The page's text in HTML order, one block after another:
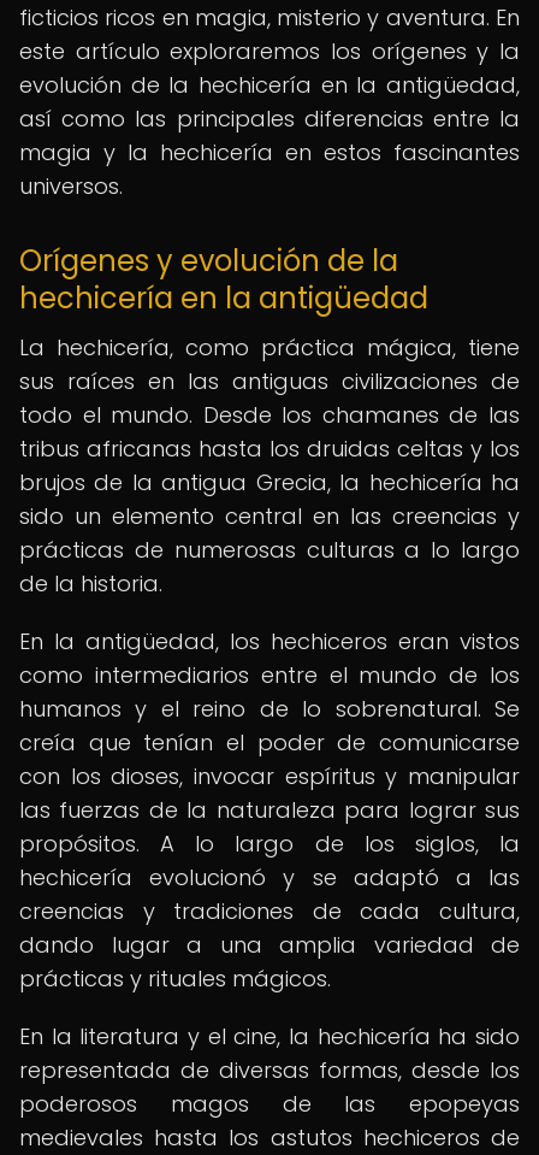
ficticios ricos en magia, misterio y aventura. En
este artículo exploraremos los orígenes y la
evolución de la hechicería en la antigüedad,
así como las principales diferencias entre la
magia y la hechicería en estos fascinantes
universos.
Orígenes y evolución de la
hechicería en la antigüedad
La hechicería, como práctica mágica, tiene
sus raíces en las antiguas civilizaciones de
todo el mundo. Desde los chamanes de las
tribus africanas hasta los druidas celtas y los
brujos de la antigua Grecia, la hechicería ha
sido un elemento central en las creencias y
prácticas de numerosas culturas a lo largo
de la historia.
En la antigüedad, los hechiceros eran vistos
como intermediarios entre el mundo de los
humanos y el reino de lo sobrenatural. Se
creía que tenían el poder de comunicarse
con los dioses, invocar espíritus y manipular
las fuerzas de la naturaleza para lograr sus
propósitos. A lo largo de los siglos, la
hechicería evolucionó y se adaptó a las
creencias y tradiciones de cada cultura,
dando lugar a una amplia variedad de
prácticas y rituales mágicos.
En la literatura y el cine, la hechicería ha sido
representada de diversas formas, desde los
poderosos magos de las epopeyas
medievales hasta los astutos hechiceros de